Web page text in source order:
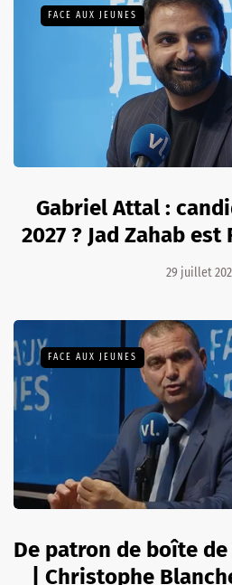
FACE AUX JEUNES
Gabriel Attal :
2027 ? Jad Zahab est
29 juillet
FACE AUX JEUNES
De patron de boîte
| Christophe